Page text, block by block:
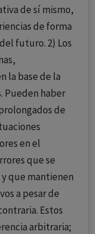
de sí mismo,
de forma
futuro. 2) Los
la base de la
Pueden haber
de
en el
que se
que mantienen
a pesar de
Estos
arbitraria;